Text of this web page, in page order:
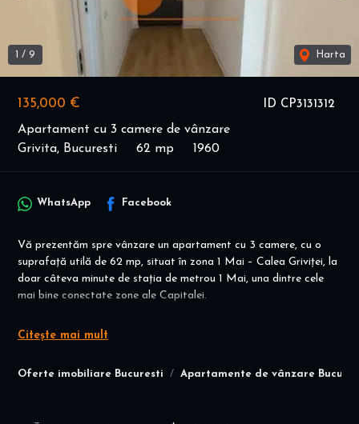
ID CP3131312
135,000 €
Apartament cu 3 camere de vânzare
Grivita, Bucuresti
62 mp 1960
/ 9 Harta
Oferte imobiliare Bucuresti Apartamente de vânzare
WhatsApp Facebook
Vă prezentăm spre vânzare un apartament cu 3 camere, cu o
suprafață utilă de 62 mp, situat în zona 1 Mai – Calea Griviței, la
doar câteva minute de stația de metrou 1 Mai, una dintre cele
mai bine conectate zone ale Capitalei.
întreținut, cu lift modern și scară anvelopată, beneficiind de
împrejurimilor.
Citește mai mult